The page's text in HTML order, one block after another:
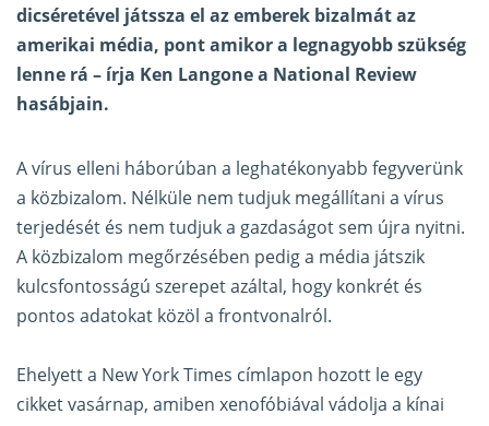
dicséretével játssza el az emberek bizalmát az
amerikai média, pont amikor a legnagyobb szükség
lenne rá – írja Ken Langone a National Review
hasábjain.
A vírus elleni háborúban a leghatékonyabb fegyverünk
a közbizalom. Nélküle nem tudjuk megállítani a vírus
terjedését és nem tudjuk a gazdaságot sem újra nyitni.
A közbizalom megőrzésében pedig a média játszik
kulcsfontosságú szerepet azáltal, hogy konkrét és
pontos adatokat közöl a frontvonalról.
Ehelyett a New York Times címlapon hozott le egy
cikket vasárnap, amiben xenofóbiával vádolja a kínai